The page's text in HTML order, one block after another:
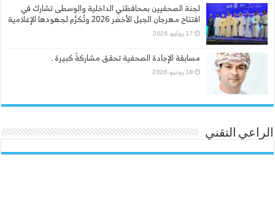
لجنة الصحفيين بمحافظتي الداخلية والوسطى تشارك في
افتتاح مهرجان الجبل الأخضر 2026 وتُكرَّم لجهودها الإعلامية
17 يوليو، 2026
مسابقة الإجادة الصحفية تحقق مشاركةً كبيرة .
18 يونيو، 2026
الراعي التقني